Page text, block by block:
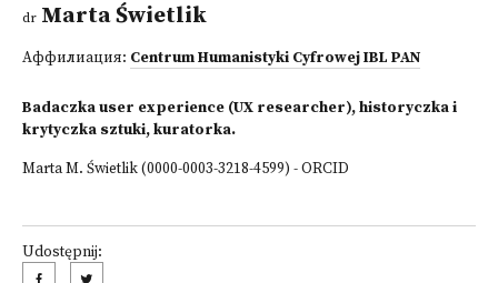
dr Marta Świetlik
Аффилиация: Centrum Humanistyki Cyfrowej IBL PAN
Badaczka user experience (UX researcher), historyczka i
krytyczka sztuki, kuratorka.
Marta M. Świetlik (0000-0003-3218-4599) - ORCID
Udostępnij: